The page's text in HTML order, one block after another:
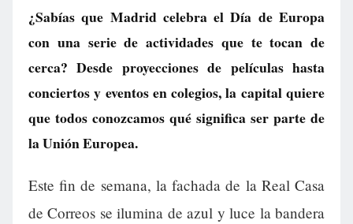
¿Sabías que Madrid celebra el Día de Europa
con una serie de actividades que te tocan de
cerca? Desde proyecciones de películas hasta
conciertos y eventos en colegios, la capital quiere
que todos conozcamos qué significa ser parte de
la Unión Europea.
Este fin de semana, la fachada de la Real Casa
de Correos se ilumina de azul y luce la bandera